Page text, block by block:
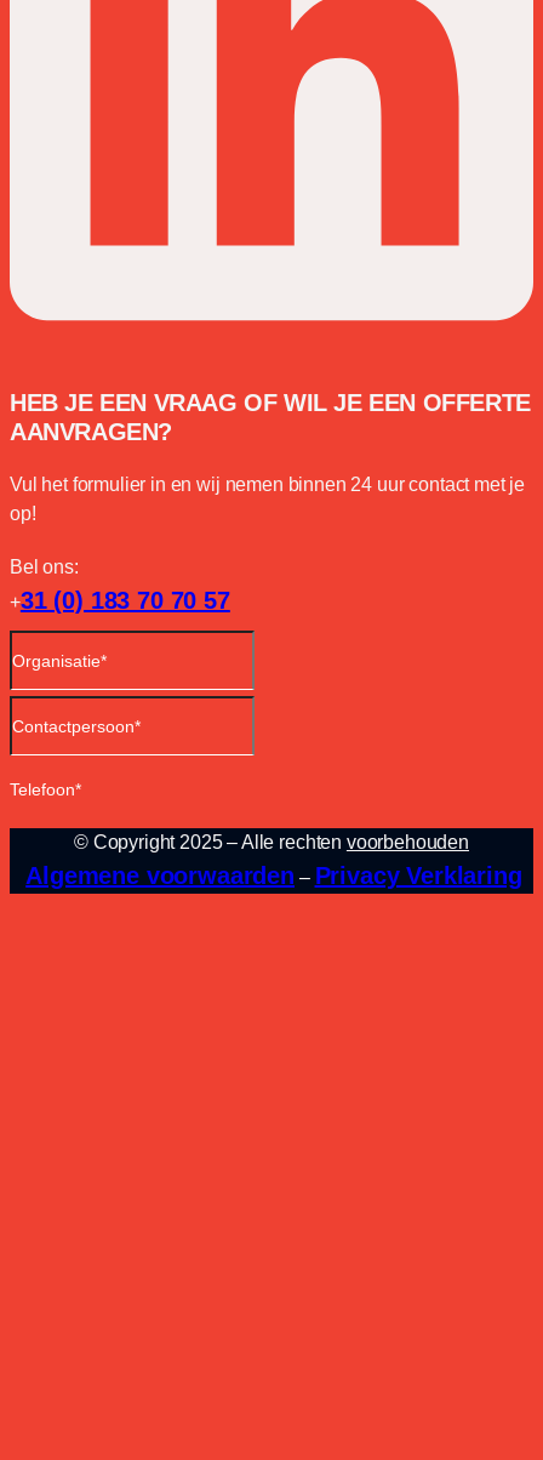
HEB JE EEN VRAAG OF WIL JE EEN OFFERTE
AANVRAGEN?
Vul het formulier in en wij nemen binnen 24 uur contact met je
op!
Bel ons:
+31 (0) 183 70 70 57
© Copyright 2025 – Alle rechten voorbehouden
Algemene voorwaarden – Privacy Verklaring